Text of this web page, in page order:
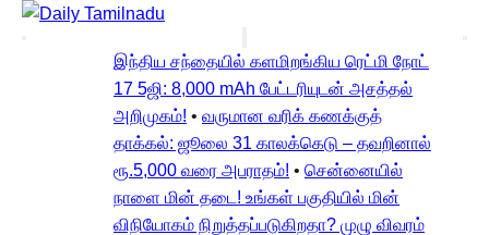
இந்திய சந்தையில் களமிறங்கிய ரெட்மி நோட்
17 5ஜி: 8,000 mAh பேட்டரியுடன் அசத்தல்
அறிமுகம்! • வருமான வரிக் கணக்குத்
தாக்கல்: ஜூலை 31 காலக்கெடு – தவறினால்
ரூ.5,000 வரை அபராதம்! • சென்னையில்
நாளை மின் தடை! உங்கள் பகுதியில் மின்
விநியோகம் நிறுத்தப்படுகிறதா? முழு விவரம்